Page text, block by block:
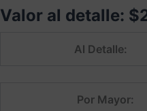
Valor al detalle: $
Al Detalle:
Por Mayor:
COPACABANA